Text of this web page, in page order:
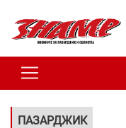
ПАЗАРДЖИК